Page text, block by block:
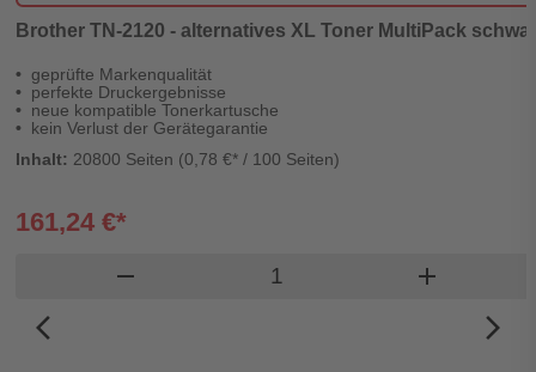
Brother TN-2120 - alternatives XL Toner MultiPack
geprüfte Markenqualität
perfekte Druckergebnisse
neue kompatible Tonerkartusche
kein Verlust der Gerätegarantie
Inhalt: 20800 Seiten (0,78 €* / 100 Seiten)
161,24 €*
remove Produkt Warenkorb Menge
add
arrow_back_ios_new
arrow_forward_ios